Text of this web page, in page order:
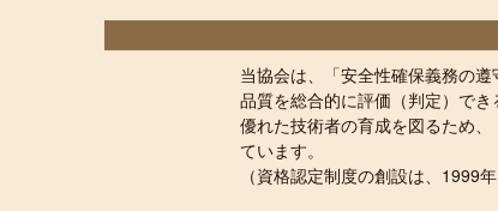
当協会は、「安全性確保義務の
品質を総合的に評価（判定）で
優れた技術者の育成を図るため
ています。
（資格認定制度の創設は、1999年